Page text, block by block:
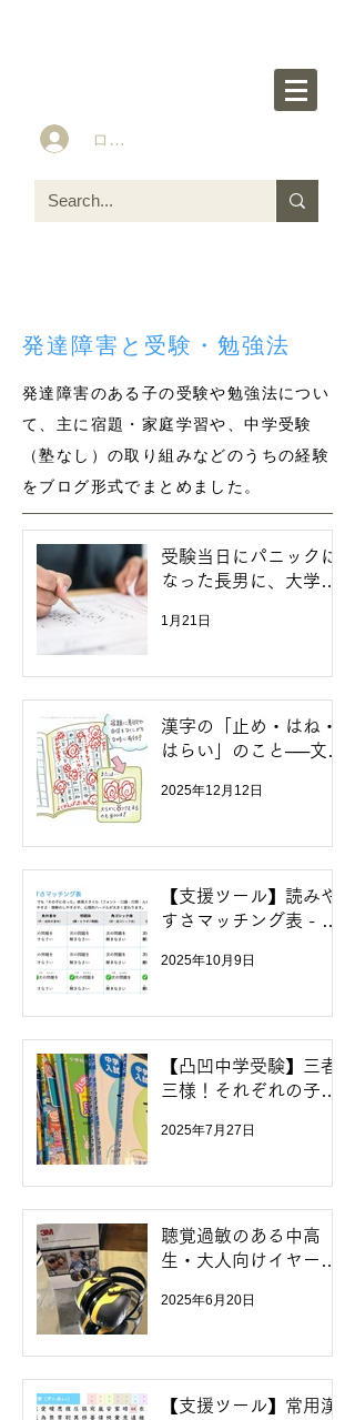
ログイン
発達障害と受験・勉強法
発達障害のある子の受験や勉強法につい
て、主に宿題・家庭学習や、中学受験
（塾なし）の取り組みなどのうちの経験
をブログ形式でまとめました。
受験当日にパニックに
なった長男に、大学が
慮」体験談
1月21日
漢字の「止め・はね・
はらい」のこと──文化
運用にズレがあった
2025年12月12日
【支援ツール】読みや
すさマッチング表 - 無
2025年10月9日
【凸凹中学受験】三者
三様！それぞれの子に
進め方
2025年7月27日
聴覚過敏のある中高
生・大人向けイヤーマ
2025年6月20日
【支援ツール】常用漢